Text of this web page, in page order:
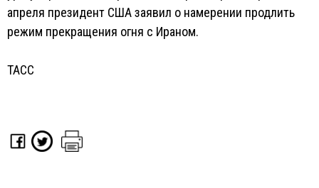
апреля президент США заявил о намерении продлить
режим прекращения огня с Ираном.
ТАСС